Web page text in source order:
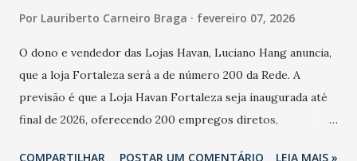
Por Lauriberto Carneiro Braga fevereiro 07, 2026
O dono e vendedor das Lojas Havan, Luciano Hang anuncia,
que a loja Fortaleza será a de número 200 da Rede. A
previsão é que a Loja Havan Fortaleza seja inaugurada até
final de 2026, oferecendo 200 empregos diretos,
COMPARTILHAR POSTAR UM COMENTÁRIO LEIA MAIS »